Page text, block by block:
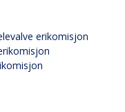
erikomisjon